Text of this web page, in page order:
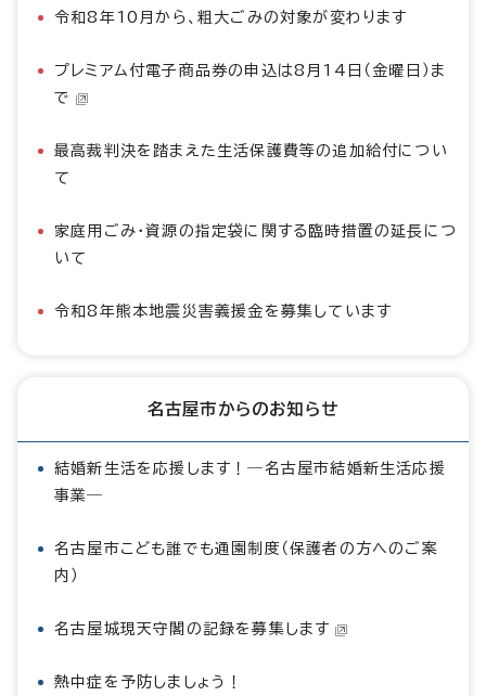
令和8年10月から、粗大ごみの対象が変わります
プレミアム付電子商品券の申込は8月14日（金曜日）ま
で
最高裁判決を踏まえた生活保護費等の追加給付につい
て
家庭用ごみ・資源の指定袋に関する臨時措置の延長につ
いて
令和8年熊本地震災害義援金を募集しています
名古屋市からのお知らせ
結婚新生活を応援します！―名古屋市結婚新生活応援
事業―
名古屋市こども誰でも通園制度（保護者の方へのご案
内）
名古屋城現天守閣の記録を募集します
熱中症を予防しましょう！